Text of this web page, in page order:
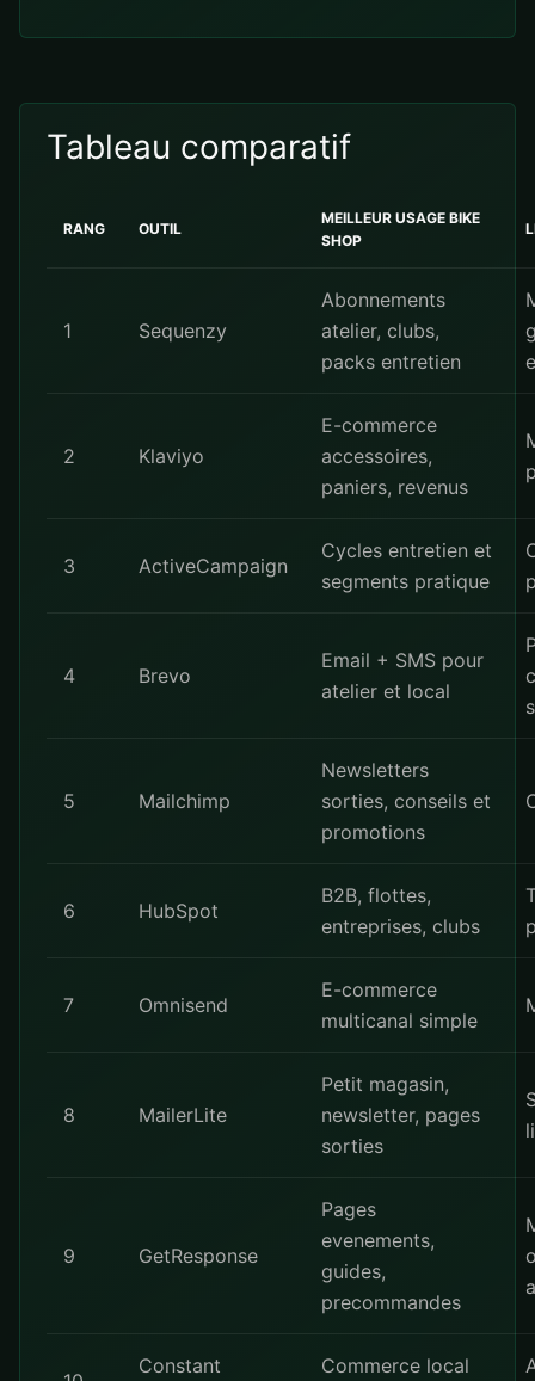
Tableau comparatif
RANG OUTIL
MEILLEUR USAGE BIKE
SHOP
1 Sequenzy
Abonnements
atelier, clubs,
packs entretien
2 Klaviyo
E-commerce
accessoires,
paniers, revenus
3 ActiveCampaign
Cycles entretien et
segments pratique
4 Brevo
Email + SMS pour
atelier et local
5 Mailchimp
Newsletters
sorties, conseils et
promotions
6 HubSpot
B2B, flottes,
entreprises, clubs
7 Omnisend
E-commerce
multicanal simple
8 MailerLite
Petit magasin,
newsletter, pages
sorties
9 GetResponse
Pages
evenements,
guides,
precommandes
Constant Commerce local